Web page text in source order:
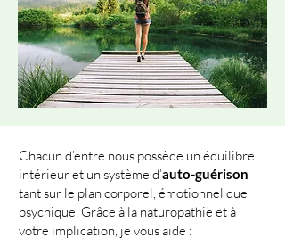
Chacun d’entre nous possède un équilibre
intérieur et un système d’auto-guérison
tant sur le plan corporel, émotionnel que
psychique. Grâce à la naturopathie et à
votre implication, je vous aide :